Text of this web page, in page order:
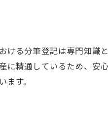
ける分筆登記は専門知識
に精通しているため、安
ます。